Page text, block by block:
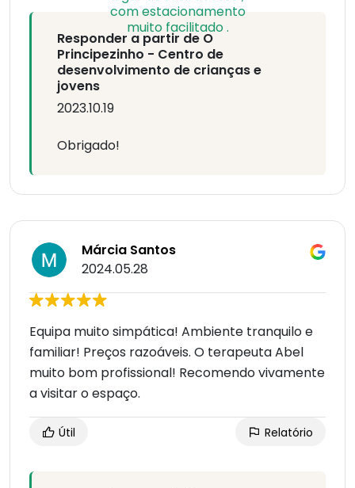
Responder a partir de O
Principezinho - Centro de
desenvolvimento de crianças e
jovens
2023.10.19
Obrigado!
Márcia Santos
2024.05.28
Equipa muito simpática! Ambiente tranquilo e
familiar! Preços razoáveis. O terapeuta Abel
muito bom profissional! Recomendo vivamente
a visitar o espaço.
Útil Relatório